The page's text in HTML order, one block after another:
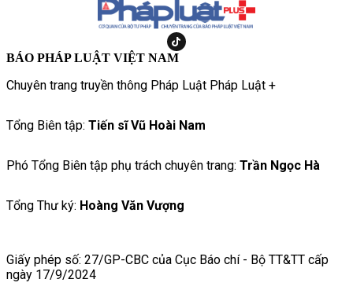
BÁO PHÁP LUẬT VIỆT NAM
Chuyên trang truyền thông Pháp Luật Pháp Luật +
Tổng Biên tập: Tiến sĩ Vũ Hoài Nam
Phó Tổng Biên tập phụ trách chuyên trang: Trần Ngọc Hà
Tổng Thư ký: Hoàng Văn Vượng
Giấy phép số: 27/GP-CBC của Cục Báo chí - Bộ TT&TT cấp
ngày 17/9/2024